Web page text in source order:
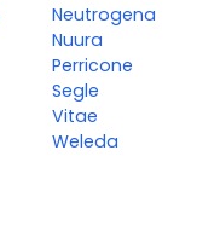
Neutrogena
Nuura
Perricone
Segle
Vitae
Weleda